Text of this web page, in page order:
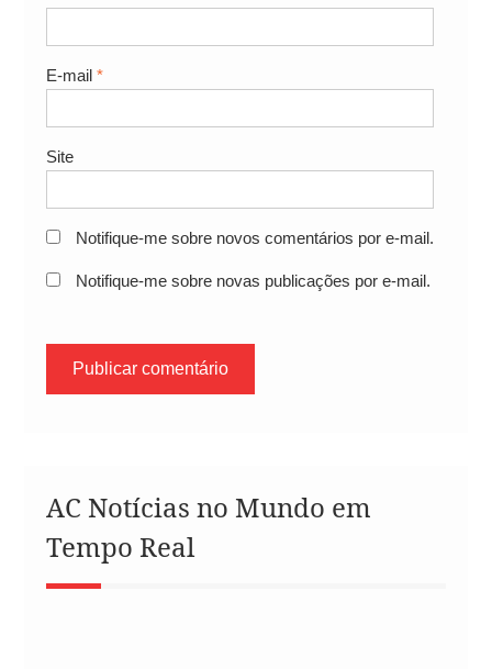
E-mail *
Site
Notifique-me sobre novos comentários por e-mail.
Notifique-me sobre novas publicações por e-mail.
AC Notícias no Mundo em
Tempo Real